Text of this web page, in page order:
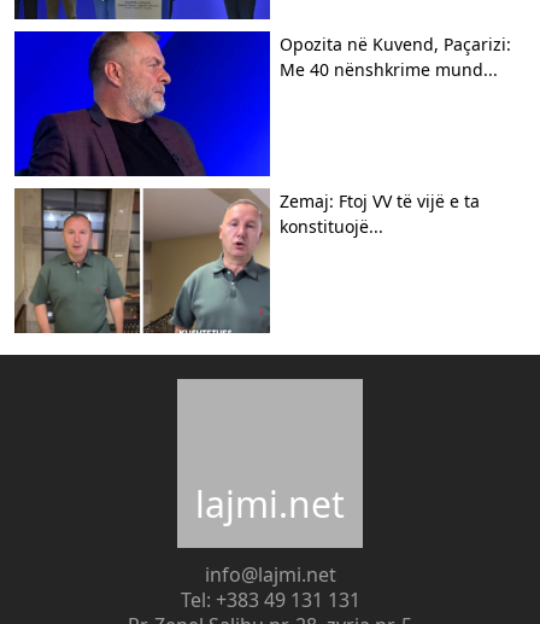
Opozita në Kuvend, Paçarizi:
Me 40 nënshkrime mund...
Zemaj: Ftoj VV të vijë e ta
konstituojë...
lajmi.net
info@lajmi.net
Tel: +383 49 131 131